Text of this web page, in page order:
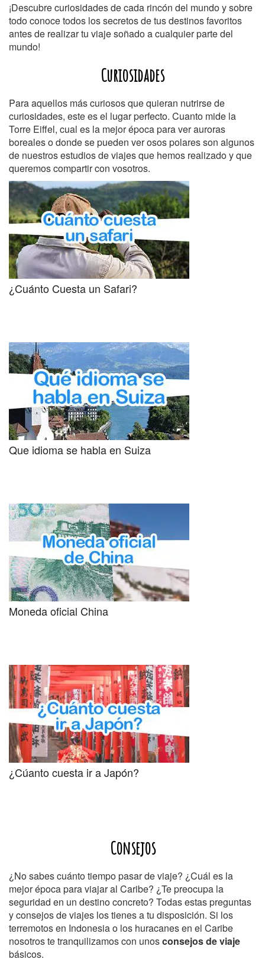
¡Descubre curiosidades de cada rincón del mundo y sobre
todo conoce todos los secretos de tus destinos favoritos
antes de realizar tu viaje soñado a cualquier parte del
mundo!
Curiosidades
Para aquellos más curiosos que quieran nutrirse de
curiosidades, este es el lugar perfecto. Cuanto mide la
Torre Eiffel, cual es la mejor época para ver auroras
boreales o donde se pueden ver osos polares son algunos
de nuestros estudios de viajes que hemos realizado y que
queremos compartir con vosotros.
¿Cuánto Cuesta un Safari?
Que idioma se habla en Suiza
Moneda oficial China
¿Cúanto cuesta ir a Japón?
Consejos
¿No sabes cuánto tiempo pasar de viaje? ¿Cuál es la
mejor época para viajar al Caribe? ¿Te preocupa la
seguridad en un destino concreto? Todas estas preguntas
y consejos de viajes los tienes a tu disposición. Si los
terremotos en Indonesia o los huracanes en el Caribe
nosotros te tranquilizamos con unosconsejos de viaje
básicos.